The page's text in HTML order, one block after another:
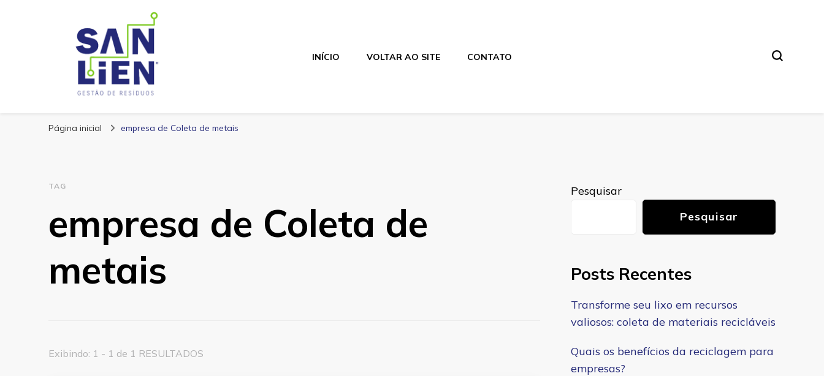
San Lien
INÍCIO VOLTAR AO SITE CONTATO
Página inicial empresa de Coleta de metais
TAG
empresa de Coleta de
metais
Exibindo: 1 - 1 de 1 RESULTADOS
Pesquisar
Pesquisar
Posts Recentes
Transforme seu lixo em recursos
valiosos: coleta de materiais recicláveis
Quais os benefícios da reciclagem para
empresas?